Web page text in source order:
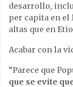
desarrollo,
per capita en el
altas que en
Acabar con la
“Parece que
que se evite